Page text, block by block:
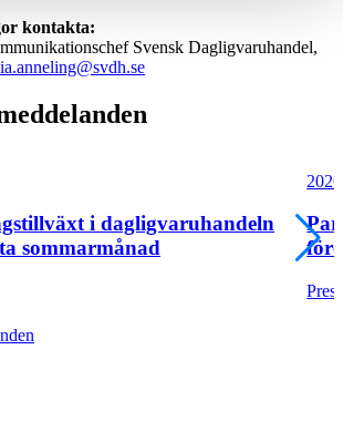
kontakta:
Svensk Dagligvaruhandel,
i dagligvaruhandeln
sommarmånad